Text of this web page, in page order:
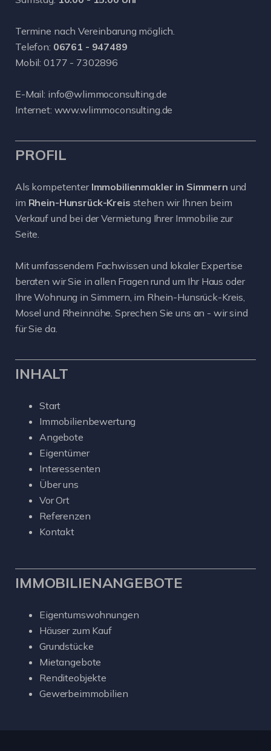
Termine nach Vereinbarung möglich.
Telefon: 06761 - 947489
Mobil: 0177 - 7302896
E-Mail: info@wlimmoconsulting.de
Internet: www.wlimmoconsulting.de
PROFIL
Als kompetenter Immobilienmakler in Simmern und
im Rhein-Hunsrück-Kreis stehen wir Ihnen beim
Verkauf und bei der Vermietung Ihrer Immobilie zur
Seite.
Mit umfassendem Fachwissen und lokaler Expertise
beraten wir Sie in allen Fragen rund um Ihr Haus oder
Ihre Wohnung in Simmern, im Rhein-Hunsrück-Kreis,
Mosel und Rheinnähe. Sprechen Sie uns an - wir sind
für Sie da.
INHALT
Start
Immobilienbewertung
Angebote
Eigentümer
Interessenten
Über uns
Vor Ort
Referenzen
Kontakt
IMMOBILIENANGEBOTE
Eigentumswohnungen
Häuser zum Kauf
Grundstücke
Mietangebote
Renditeobjekte
Gewerbeimmobilien